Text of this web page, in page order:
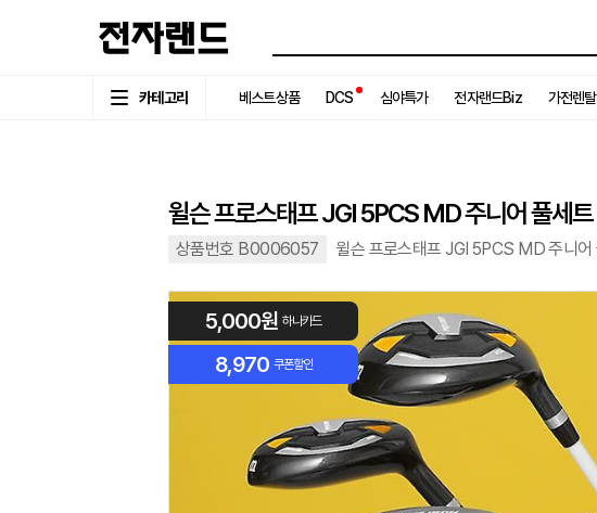
카테고리 베스트상품 DCS 심야특가 전자랜드Biz 가전렌탈
윌슨 프로스태프 JGI 5PCS MD 주니어 풀세트
상품번호 B0006057 윌슨 프로스태프 JGI 5PCS MD 주니어
5,000원 하나카드
8,970 쿠폰할인